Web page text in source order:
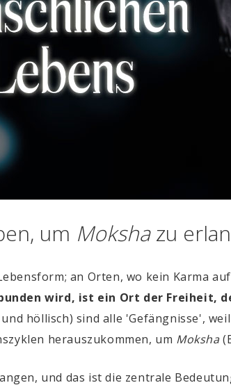
um Mokshazu
an Orten, wo kein Karma
wird, ist ein Ort der Freiheit,
höllisch) sind alle 'Gefängnisse',
herauszukommen, um Moksha
und das ist die zentrale